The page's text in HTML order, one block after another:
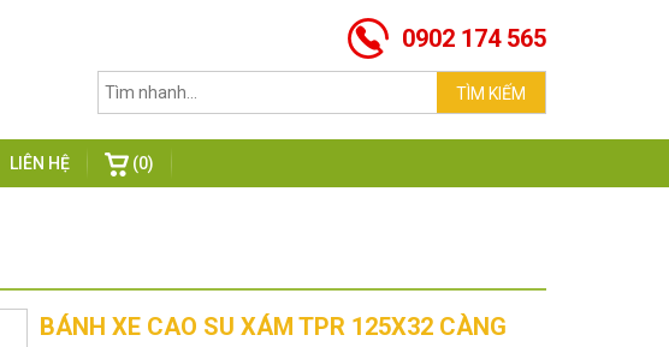
0902 174 565
LIÊN HỆ (0)
BÁNH XE CAO SU XÁM TPR 125X32 CÀNG